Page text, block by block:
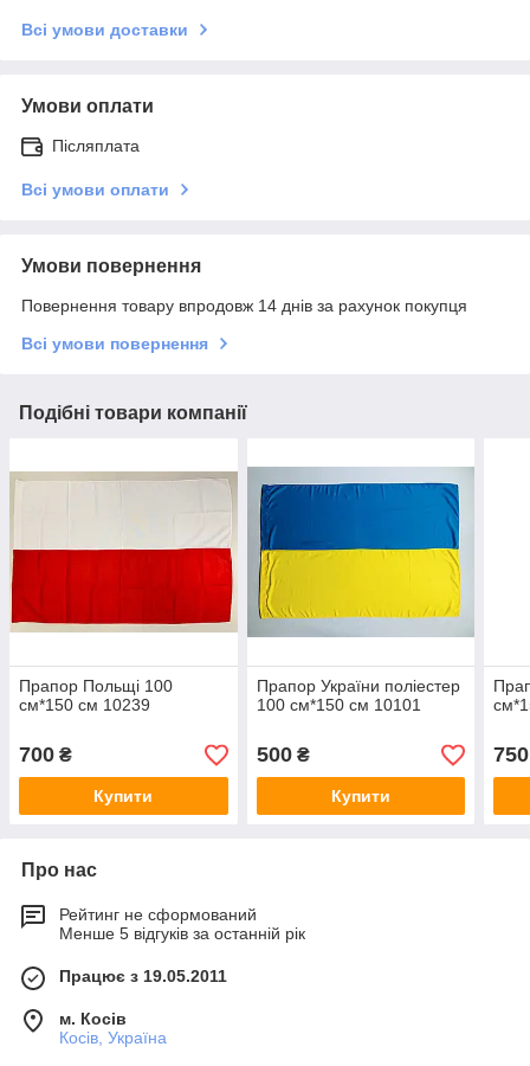
Всі умови доставки
Умови оплати
Післяплата
Всі умови оплати
Умови повернення
Повернення товару впродовж 14 днів за рахунок покупця
Всі умови повернення
Подібні товари компанії
Прапор Польщі 100
см*150 см 10239
700 ₴
Купити
Прапор України поліестер
100 см*150 см 10101
500₴
Купити
750
Про нас
Рейтинг не сформований
Менше 5 відгуків за останній рік
Працює з 19.05.2011
м. Косів
Косів, Україна